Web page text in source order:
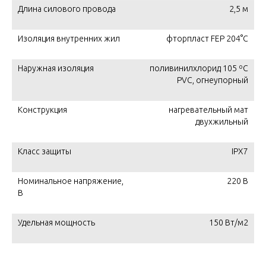
Длина силового провода 2,5 м
Изоляция внутренних жил фторпласт FEP 204°C
Наружная изоляция
поливинилхлорид 105 ºС
PVC, огнеупорный
Конструкция
нагревательный мат
двухжильный
Класс защиты IPX7
Номинальное напряжение,
В
220 В
Удельная мощность 150 Вт/м2